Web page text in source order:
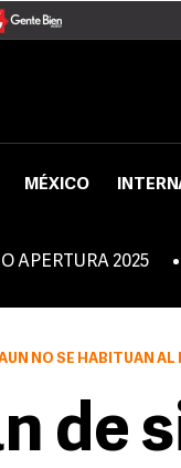
MÉXICO
APERTURA 2025
NO SE HABITÚAN
de